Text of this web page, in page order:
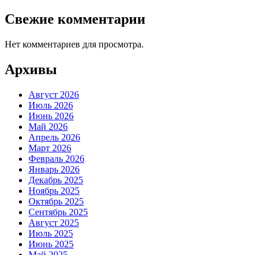
Свежие комментарии
Нет комментариев для просмотра.
Архивы
Август 2026
Июль 2026
Июнь 2026
Май 2026
Апрель 2026
Март 2026
Февраль 2026
Январь 2026
Декабрь 2025
Ноябрь 2025
Октябрь 2025
Сентябрь 2025
Август 2025
Июль 2025
Июнь 2025